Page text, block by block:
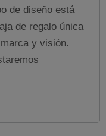
de diseño está
de regalo única
y visión.